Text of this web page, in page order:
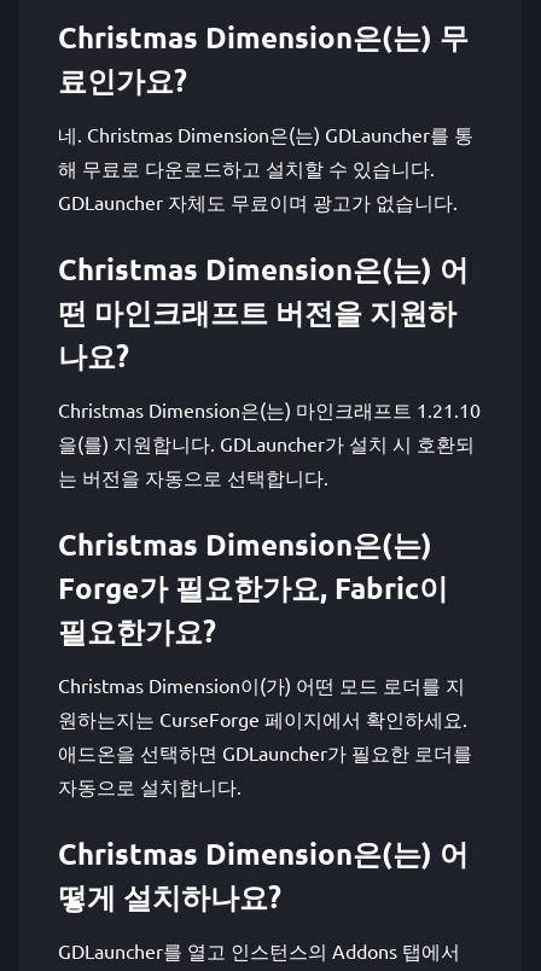
Christmas Dimension은(는) 무
료인가요?
네. Christmas Dimension은(는) GDLauncher를 통
해 무료로 다운로드하고 설치할 수 있습니다.
GDLauncher 자체도 무료이며 광고가 없습니다.
Christmas Dimension은(는) 어
떤 마인크래프트 버전을 지원하
나요?
Christmas Dimension은(는) 마인크래프트 1.21.10
을(를) 지원합니다. GDLauncher가 설치 시 호환되
는 버전을 자동으로 선택합니다.
Christmas Dimension은(는)
Forge가 필요한가요, Fabric이
필요한가요?
Christmas Dimension이(가) 어떤 모드 로더를 지
원하는지는 CurseForge 페이지에서 확인하세요.
애드온을 선택하면 GDLauncher가 필요한 로더를
자동으로 설치합니다.
Christmas Dimension은(는) 어
떻게 설치하나요?
GDLauncher를 열고 인스턴스의 Addons 탭에서